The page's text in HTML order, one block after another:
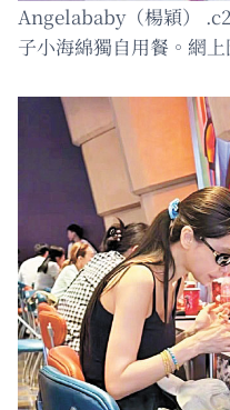
Angelababy（楊穎）
子小海綿獨自用餐。網上